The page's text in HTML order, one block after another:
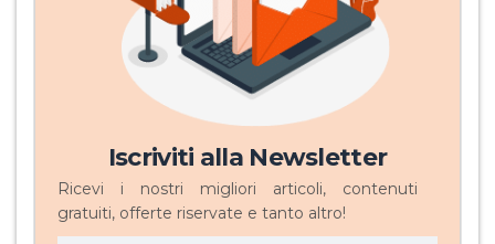
Iscriviti alla Newsletter
Ricevi i nostri migliori articoli, contenuti
gratuiti, offerte riservate e tanto altro!